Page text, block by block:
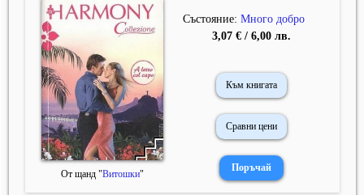
От щанд "Витошки"
Състояние: Много добро
3,07 € / 6,00 лв.
Към книгата
Сравни цени